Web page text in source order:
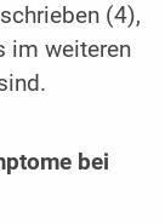
(4),
im weiteren
bei